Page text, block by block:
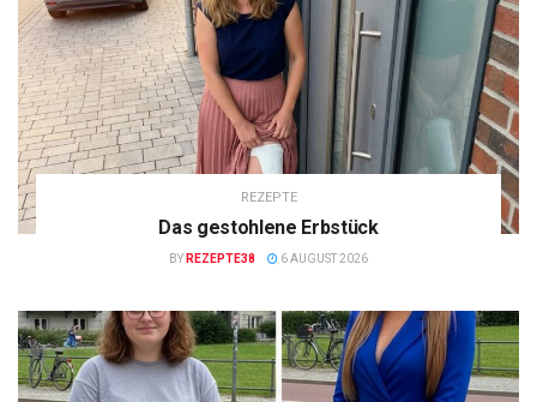
REZEPTE
Das gestohlene Erbstück
BY REZEPTE38 6 AUGUST 2026